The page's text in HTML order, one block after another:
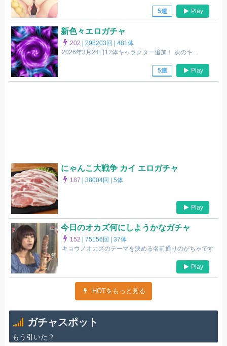
5連 Play
新色々エロガチャ
202 |298203回 |481体
2026年3月24日12体キャラクター追加！ 次のキ...
5連 Play
にゃんこ大戦争 カイ エロガチャ
187 |38004回 |5体
Play
今日のオカズ何にしようかなガチャ
152 |75156回 |37体
キョウノオカズのテーマを決める名前通りのがちゃです
Play
HOTをもっと見る
ガチャスポット
もう引いた？